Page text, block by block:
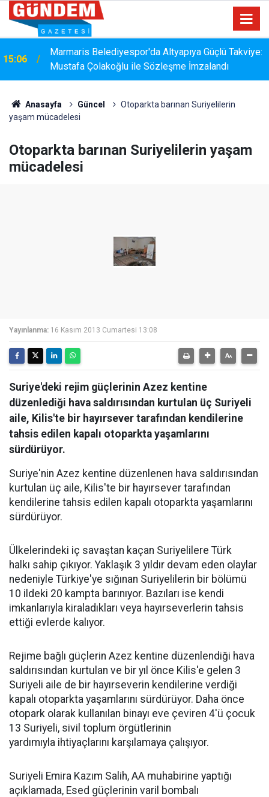
15:06
Marmaris Belediyespor'da Altyapıya Güçlü Takviye:
Mustafa Çolakoğlu ile Sözleşme İmzalandı
Anasayfa Güncel
Otoparkta barınan Suriyelilerin
yaşam mücadelesi
Otoparkta barınan Suriyelilerin yaşam
mücadelesi
Yayınlanma: 16 Kasım 2013 Cumartesi 13:08
Suriye'deki rejim güçlerinin Azez kentine
düzenlediği hava saldırısından kurtulan üç Suriyeli
aile, Kilis'te bir hayırsever tarafından kendilerine
tahsis edilen kapalı otoparkta yaşamlarını
sürdürüyor.
Suriye'nin Azez kentine düzenlenen hava saldırısından
kurtulan üç aile, Kilis'te bir hayırsever tarafından
kendilerine tahsis edilen kapalı otoparkta yaşamlarını
sürdürüyor.
Ülkelerindeki iç savaştan kaçan Suriyelilere Türk
halkı sahip çıkıyor. Yaklaşık 3 yıldır devam eden olaylar
nedeniyle Türkiye'ye sığınan Suriyelilerin bir bölümü
10 ildeki 20 kampta barınıyor. Bazıları ise kendi
imkanlarıyla kiraladıkları veya hayırseverlerin tahsis
ettiği evlerde kalıyor.
Rejime bağlı güçlerin Azez kentine düzenlendiği hava
saldırısından kurtulan ve bir yıl önce Kilis'e gelen 3
Suriyeli aile de bir hayırseverin kendilerine verdiği
kapalı otoparkta yaşamlarını sürdürüyor. Daha önce
otopark olarak kullanılan binayı eve çeviren 4'ü çocuk
13 Suriyeli, sivil toplum örgütlerinin
yardımıyla ihtiyaçlarını karşılamaya çalışıyor.
Suriyeli Emira Kazım Salih, AA muhabirine yaptığı
açıklamada, Esed güçlerinin varil bombalı